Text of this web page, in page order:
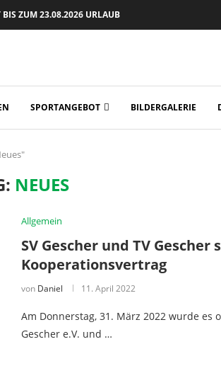
BIS ZUM 23.08.2026 URLAUB
SPORTANGEBOT BILDERGALERIE
NEUES
Allgemein
SV Gescher und TV Gescher
Kooperationsvertrag
von Daniel 11. April 2022
Am Donnerstag, 31. März 2022 wurde es
Gescher e.V. und …